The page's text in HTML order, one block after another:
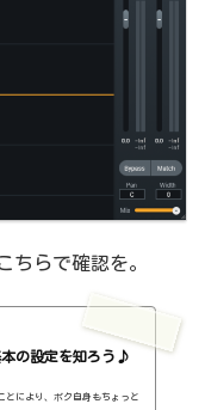
ちらで確認を。
の設定を知ろう♪
とにより、ボク自身もちょっと